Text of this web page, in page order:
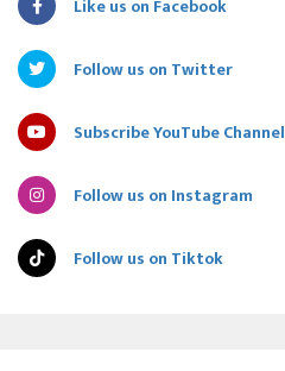
Like us on Facebook
Follow us on Twitter
Subscribe YouTube Channel
Follow us on Instagram
Follow us on Tiktok